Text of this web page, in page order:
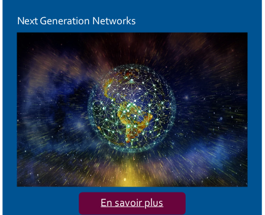
Next Generation Networks
En savoir plus